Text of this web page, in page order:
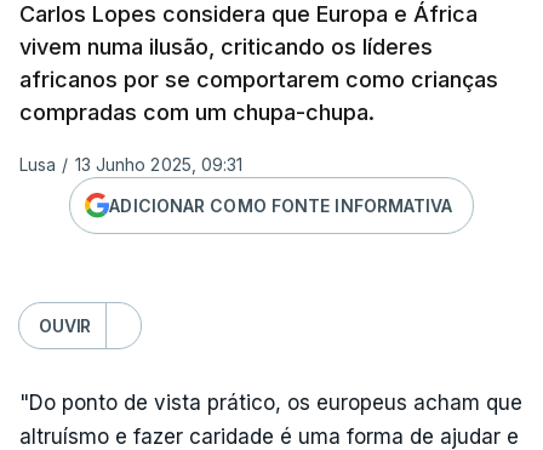
Carlos Lopes considera que Europa e África
vivem numa ilusão, criticando os líderes
africanos por se comportarem como crianças
compradas com um chupa-chupa.
Lusa / 13 Junho 2025, 09:31
ADICIONAR COMO FONTE INFORMATIVA
OUVIR
"Do ponto de vista prático, os europeus acham que
altruísmo e fazer caridade é uma forma de ajudar e